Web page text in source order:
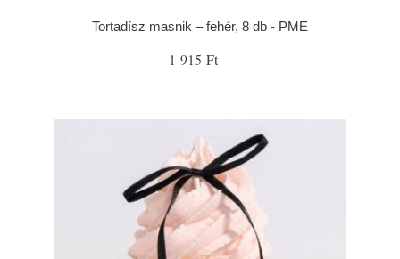
Tortadísz masnik – fehér, 8 db - PME
1 915 Ft